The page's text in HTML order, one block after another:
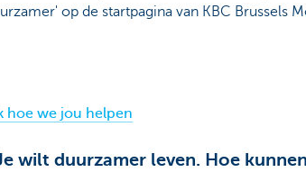
op de startpagina van KBC Brussels
hoe we jou helpen
wilt duurzamer leven. Hoe